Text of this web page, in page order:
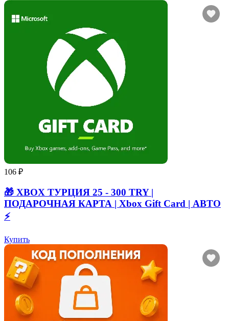
106 ₽
🎁 XBOX ТУРЦИЯ 25 - 300 TRY |
ПОДАРОЧНАЯ КАРТА | Xbox Gift Card | АВТО
⚡
Купить